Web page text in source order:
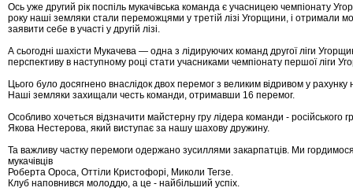
Ось уже другий рік поспіль мукачівська команда є учасницею чемпіонату
року наші земляки стали переможцями у третій лізі Угорщини, і отримали
заявити себе в участі у другій лізі.
А сьогодні шахісти Мукачева — одна з лідируючих команд другої ліги
перспективу в наступному році стати учасниками чемпіонату першої ліги
Цього було досягнено внаслідок двох перемог з великим відривом у
Наші земляки захищали честь команди, отримавши 16 перемог.
Особливо хочеться відзначити майстерну гру лідера команди - російського
Якова Нестерова, який виступає за нашу шахову дружину.
Та важливу частку перемоги одержано зусиллями закарпатців. Ми
мукачівців
Роберта Ороса, Оттіли Кристофорі, Миколи Тегзе.
Клуб наповнився молоддю, а це - найбільший успіх.